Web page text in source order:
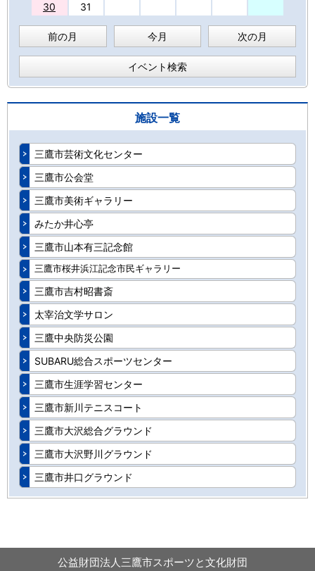
30
31
前の月 今月 次の月
イベント検索
施設一覧
三鷹市芸術文化センター
三鷹市公会堂
三鷹市美術ギャラリー
みたか井心亭
三鷹市山本有三記念館
三鷹市桜井浜江記念市民ギャラリー
三鷹市吉村昭書斎
太宰治文学サロン
三鷹中央防災公園
SUBARU総合スポーツセンター
三鷹市生涯学習センター
三鷹市新川テニスコート
三鷹市大沢総合グラウンド
三鷹市大沢野川グラウンド
三鷹市井口グラウンド
公益財団法人三鷹市スポーツと文化財団